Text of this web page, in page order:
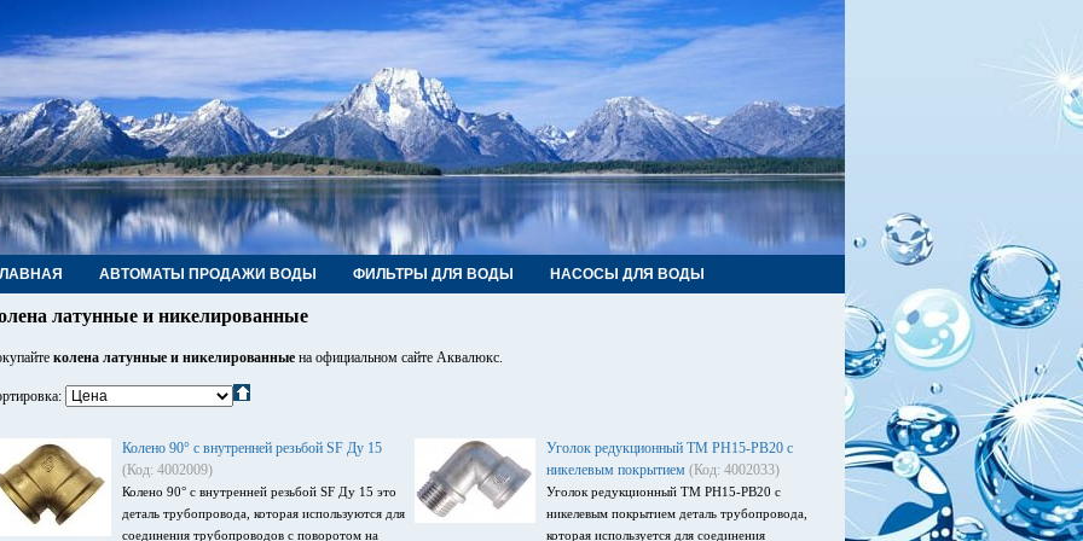
АВТОМАТЫ ПРОДАЖИ ВОДЫ ФИЛЬТРЫ ДЛЯ ВОДЫ НАСОСЫ ДЛЯ ВОДЫ
ФИТИНГИ, КРАНЫ КОНТАКТЫ
латунные и никелированные
колена латунные и никелированные на официальном сайте Аквалюкс.
Колено 90° с внутренней резьбой SF Ду 15
(Код: 4002009)
Колено 90° с внутренней резьбой SF Ду 15 это
деталь трубопровода, которая используются для
соединения трубопроводов с поворотом на
Уголок редукционный ТМ РН15-РВ20 с
никелевым покрытием (Код: 4002033)
Уголок редукционный TM РН15-РВ20 с
никелевым покрытием деталь трубопровода,
которая используется для соединения